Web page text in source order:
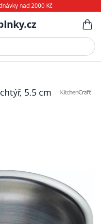
nad 2000 Kč
5.5 cm